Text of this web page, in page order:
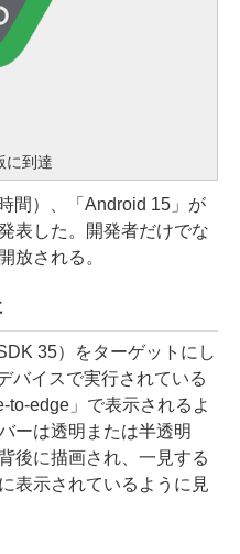
に到達
間）、「Android 15」が
表した。開発者だけでな
放される。
35）をターゲットにし
バイスで実行されている
to-edge」で表示されるよ
ーは透明または半透明
後に描画され、一見する
表示されているように見